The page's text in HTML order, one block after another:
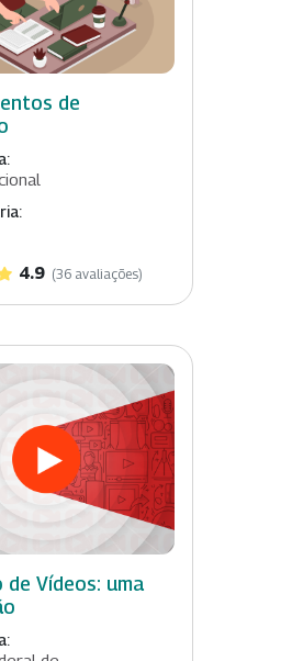
de
4.9 (36 avaliações)
de Vídeos: uma